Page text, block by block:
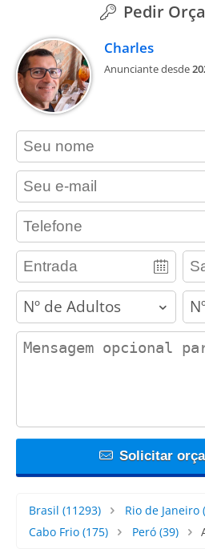
Pedir
Charles
Anunciante desde
contact_name
contact_email
contact_phone
adults
contact_message
Solicitar
Brasil (11293) Rio de Janeiro
Cabo Frio (175) Peró(39)